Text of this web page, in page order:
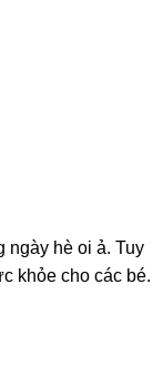
ngày hè oi ả. Tuy
khỏe cho các bé.